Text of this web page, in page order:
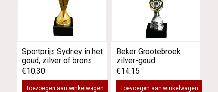
Sportprijs Sydney in het
goud, zilver of brons
€10,30
Toevoegen aan winkelwagen
Beker Grootebroek
zilver-goud
€14,15
Toevoegen aan winkelwagen